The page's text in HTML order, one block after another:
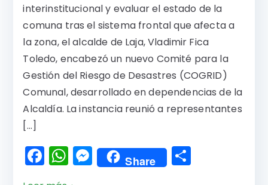
interinstitucional y evaluar el estado de la
comuna tras el sistema frontal que afecta a
la zona, el alcalde de Laja, Vladimir Fica
Toledo, encabezó un nuevo Comité para la
Gestión del Riesgo de Desastres (COGRID)
Comunal, desarrollado en dependencias de la
Alcaldía. La instancia reunió a representantes
[…]
F
a
W
h
M
e
Share